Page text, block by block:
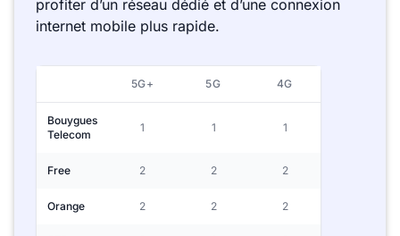
profiter d’un réseau dédié et d’une connexion
internet mobile plus rapide.
5G+ 5G 4G
Bouygues
Telecom
1 1 1
Free 2 2 2
Orange 2 2 2